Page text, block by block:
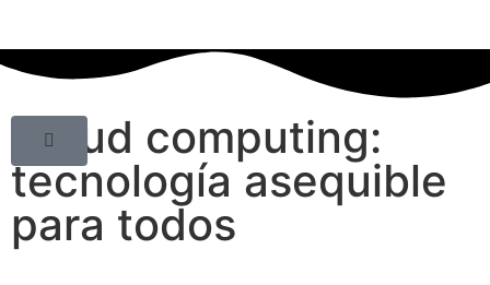
Cloud computing:
tecnología asequible
para todos